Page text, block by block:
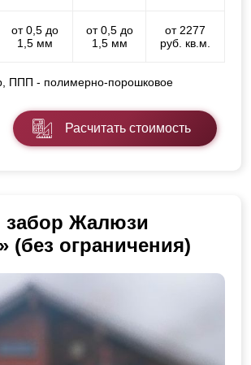
от 0,5 до
1,5 мм
от 0,5 до
1,5 мм
от 2277
руб. кв.м.
ППП - полимерно-порошковое
Расчитать стоимость
забор Жалюзи
(без ограничения)